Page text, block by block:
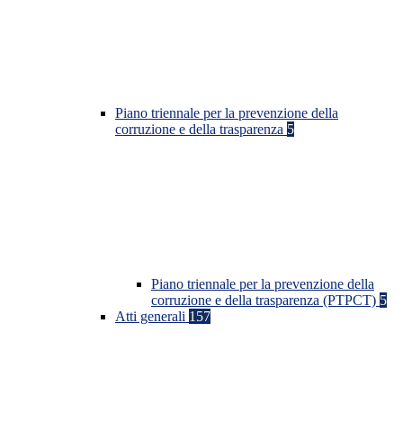
Piano triennale per la prevenzione della
corruzione e della trasparenza 5
Piano triennale per la prevenzione della
corruzione e della trasparenza (PTPCT) 5
Atti generali 157